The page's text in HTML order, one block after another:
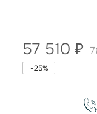
57 510 ₽
-25%